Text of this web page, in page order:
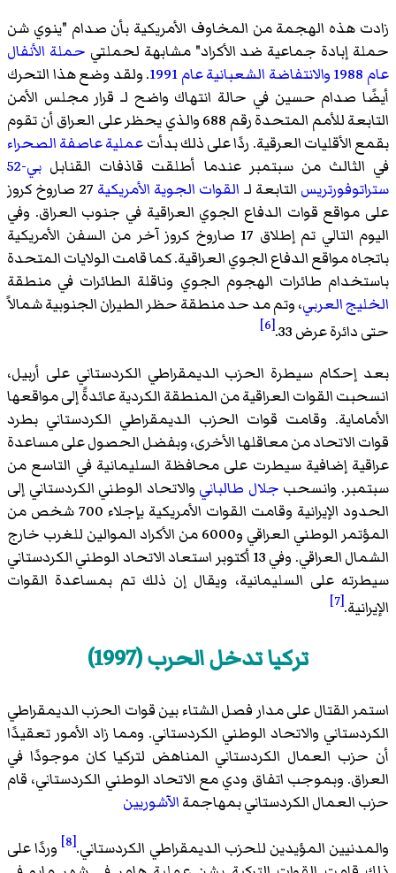
زادت هذه الهجمة من المخاوف الأمريكية بأن صدام "ينوي شن
حملة إبادة جماعية ضد الأكراد" مشابهة لحملتي حملة الأنفال
عام 1988
والانتفاضة الشعبانية عام 1991
. ولقد وضع هذا التحرك
أيضًا صدام حسين في حالة انتهاك واضح لـ قرار مجلس الأمن
التابعة للأمم المتحدة رقم 688 والذي يحظر على العراق أن تقوم
بقمع الأقليات العرقية. ردًا على ذلك بدأتعملية عاصفة الصحراء
في الثالث من سبتمبر عندما أطلقت قاذفات القنابل
بي-52
ستراتوفورتريس التابعة لـ القوات الجوية الأمريكية
27 صاروخ كروز
على مواقع قوات الدفاع الجوي العراقية في جنوب العراق. وفي
اليوم التالي تم إطلاق 17 صاروخ كروز آخر من السفن الأمريكية
باتجاه مواقع الدفاع الجوي العراقية. كما قامت الولايات المتحدة
باستخدام طائرات الهجوم الجوي وناقلة الطائرات في منطقة
الخليج العربي، وتم مد حد منطقة حظر الطيران الجنوبية شمالاً
حتى دائرة عرض 33.
[6]
بعد إحكام سيطرة الحزب الديمقراطي الكردستاني على أربيل،
انسحبت القوات العراقية من المنطقة الكردية عائدةً إلى مواقعها
الأماماية. وقامت قوات الحزب الديمقراطي الكردستاني بطرد
قوات الاتحاد من معاقلها الأخرى، وبفضل الحصول على مساعدة
عراقية إضافية سيطرت على محافظة السليمانية في التاسع من
سبتمبر. وانسحب جلال طالباني والاتحاد الوطني الكردستاني إلى
الحدود الإيرانية وقامت القوات الأمريكية بإجلاء 700 شخص من
المؤتمر الوطني العراقي و6000 من الأكراد الموالين للغرب خارج
الشمال العراقي. وفي 13 أكتوبر استعاد الاتحاد الوطني الكردستاني
سيطرته على السليمانية، ويقال إن ذلك تم بمساعدة القوات
الإيرانية.[7]
تركيا تدخل الحرب (1997)
استمر القتال على مدار فصل الشتاء بين قوات الحزب الديمقراطي
الكردستاني والاتحاد الوطني الكردستاني. ومما زاد الأمور تعقيدًا
أن حزب العمال الكردستاني المناهض لتركيا كان موجودًا في
العراق. وبموجب اتفاق ودي مع الاتحاد الوطني الكردستاني، قام
حزب العمال الكردستاني بمهاجمةالآشوريين
والمدنيين المؤيدين للحزب الديمقراطي الكردستاني.[8]
وردًا على